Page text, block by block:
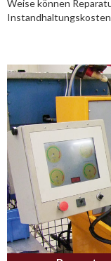
Weise können